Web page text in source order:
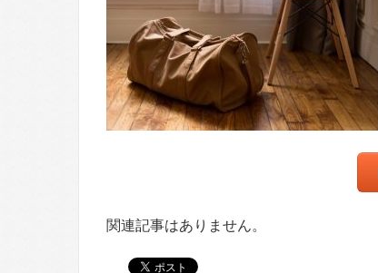
関連記事はありません。